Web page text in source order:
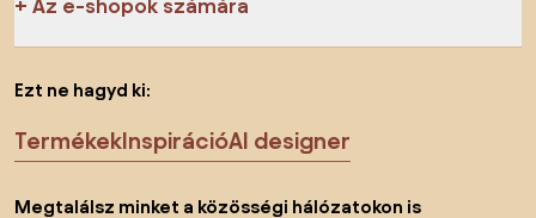
Az e-shopok számára
Ezt ne hagyd ki:
TermékekInspirációAI designer
Megtalálsz minket a közösségi hálózatokon is